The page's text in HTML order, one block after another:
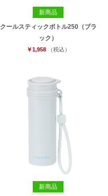
新商品
クールスティックボトル250（ブラ
ック）
￥1,958 （税込）
新商品